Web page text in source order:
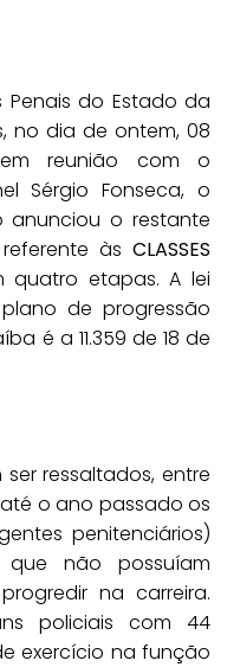
do Estado da
no dia de ontem, 08
reunião com o
Sérgio Fonseca, o
anunciou o restante
às CLASSES
quatro etapas. A lei
de progressão
é a 11.359 de 18 de
ressaltados, entre
o ano passado os
penitenciários)
não possuíam
na carreira.
policiais com 44
exercício na função